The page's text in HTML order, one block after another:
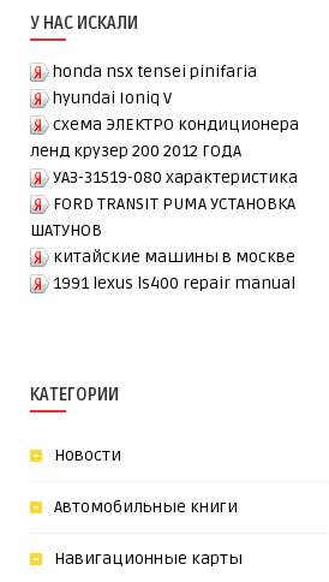
У НАС ИСКАЛИ
honda nsx tensei pinifaria
hyundai Ioniq V
схема ЭЛЕКТРО кондиционера
ленд крузер 200 2012 ГОДА
УАЗ-31519-080 характеристика
FORD TRANSIT PUMA УСТАНОВКА
ШАТУНОВ
китайские машины в москве
1991 lexus ls400 repair manual
КАТЕГОРИИ
Новости
Автомобильные книги
Навигационные карты